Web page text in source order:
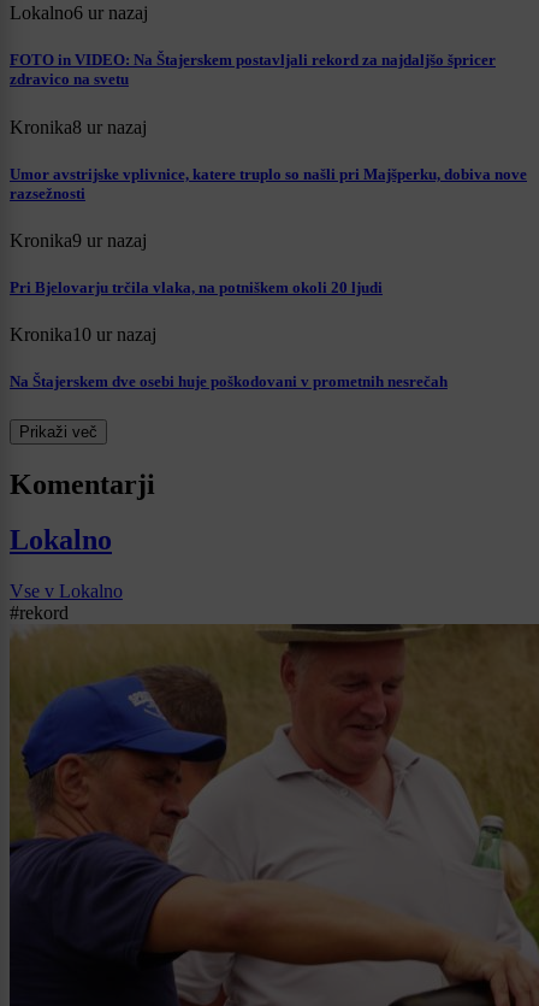
Lokalno6 ur nazaj
FOTO in VIDEO: Na Štajerskem postavljali rekord za najdaljšo špricer
zdravico na svetu
Kronika8 ur nazaj
Umor avstrijske vplivnice, katere truplo so našli pri Majšperku, dobiva nove
razsežnosti
Kronika9 ur nazaj
Pri Bjelovarju trčila vlaka, na potniškem okoli 20 ljudi
Kronika10 ur nazaj
Na Štajerskem dve osebi huje poškodovani v prometnih nesrečah
Prikaži več
Komentarji
Lokalno
Vse v Lokalno
#rekord